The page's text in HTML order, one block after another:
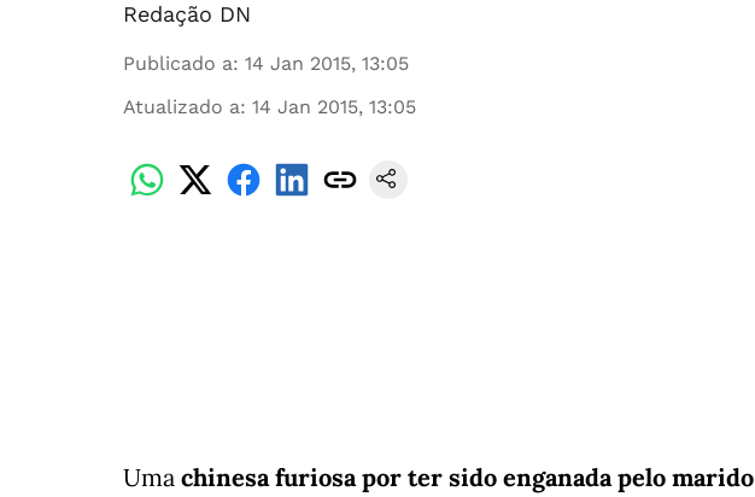
Redação DN
Publicado a: 14 Jan 2015, 13:05
Atualizado a: 14 Jan 2015, 13:05
Uma chinesa furiosa por ter sido enganada pelo marido